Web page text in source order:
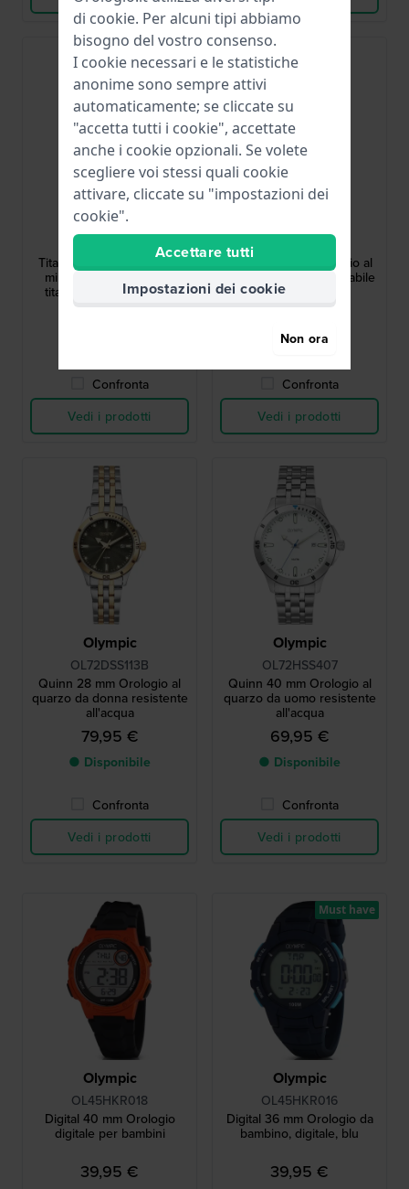
Olympic
OL26HTL221
Titanium 40 mm Orologio
minimalista al quarzo in
titanio con vetro zaffiro
119,00 €
Confronta
Vedi i prodotti
OL72HSS411B
Danny 40 mm Orologio al
quarzo acciaio inossidabile
69,95 €
● Disponibile
Confronta
Vedi i prodotti
Olympic
OL72DSS113B
Quinn 28 mm Orologio al
quarzo da donna resistente
all'acqua
79,95 €
● Disponibile
Confronta
Vedi i prodotti
Olympic
OL72HSS407
Quinn 40 mm Orologio al
quarzo da uomo resistente
all'acqua
69,95 €
● Disponibile
Confronta
Vedi i prodotti
Olympic
OL45HKR018
Digital 40 mm Orologio
digitale per bambini
39,95 €
Olympic
OL45HKR016
Digital 36 mm Orologio da
bambino, digitale, blu
39,95 €
Must have
di cookie. Per alcuni tipi abbiamo
bisogno del vostro consenso.
I cookie necessari e le statistiche
anonime sono sempre attivi
automaticamente; se cliccate su
"accetta tutti i cookie", accettate
anche i cookie opzionali. Se volete
scegliere voi stessi quali cookie
attivare, cliccate su "impostazioni dei
cookie".
Accettare tutti
Impostazioni dei cookie
Non ora